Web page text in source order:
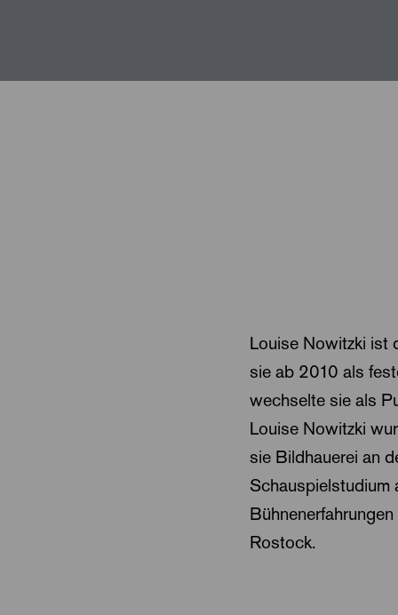
Louise Nowitzki ist
sie ab 2010 als
wechselte sie als
Louise Nowitzki
sie Bildhauerei an
Schauspielstudium
Rostock.